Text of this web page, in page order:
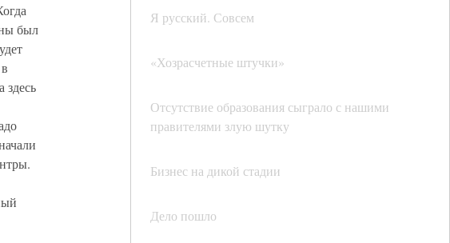
Я русский. Совсем
«Хозрасчетные штучки»
Отсутствие образования сыграло с нашими
правителями злую шутку
Бизнес на дикой стадии
Дело пошло
был